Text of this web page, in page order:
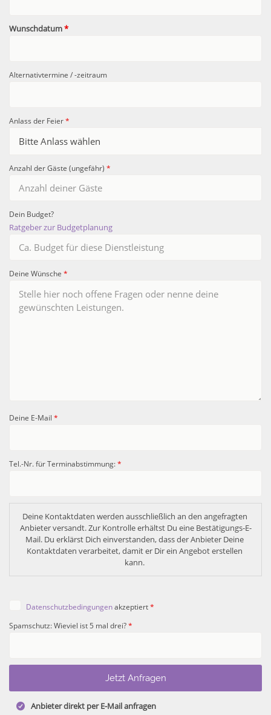
Wunschdatum*
Alternativtermine / -zeitraum
Anlass der Feier*
Anzahl der Gäste (ungefähr) *
Dein Budget?
Ratgeber zur Budgetplanung
Deine Wünsche *
Deine E-Mail *
Tel.-Nr. für Terminabstimmung:*
Deine Kontaktdaten werden ausschließlich an den angefragten
Anbieter versandt. Zur Kontrolle erhältst Du eine Bestätigungs-E-
Mail. Du erklärst Dich einverstanden, dass der Anbieter Deine
Kontaktdaten verarbeitet, damit er Dir ein Angebot erstellen
kann.
Datenschutzbedingungenakzeptiert*
Spamschutz: Wieviel ist 5 mal drei?*
Anbieter direkt per E-Mail anfragen